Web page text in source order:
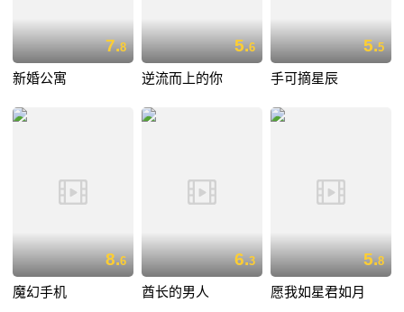
7.8
新婚公寓
5.6
逆流而上的你
5.5
手可摘星辰
8.6
魔幻手机
6.3
酋长的男人
5.8
愿我如星君如月